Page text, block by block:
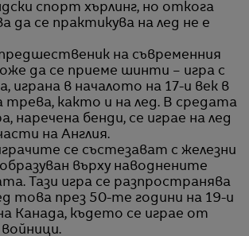
спорт хърлинг, но откога
да се практикува на лед не е
на съвременния
да се приеме шинти – игра с
играна в началото на 17-и век в
трева, както и на лед. В средата
наречена бенди, се играе на лед
на Англия.
се състезават с железни
образуван върху наводнените
Тази игра се разпространява
това през 50-те години на 19-и
Канада, където се играе от